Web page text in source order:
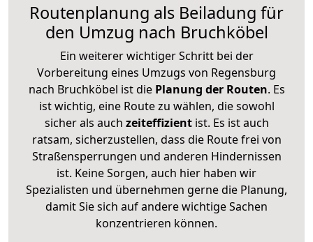
Routenplanung als Beiladung für
den Umzug nach Bruchköbel
Ein weiterer wichtiger Schritt bei der
Vorbereitung eines Umzugs von Regensburg
nach Bruchköbel ist diePlanung der Routen. Es
ist wichtig, eine Route zu wählen, die sowohl
sicher als auch zeiteffizientist. Es ist auch
ratsam, sicherzustellen, dass die Route frei von
Straßensperrungen und anderen Hindernissen
ist. Keine Sorgen, auch hier haben wir
Spezialisten und übernehmen gerne die Planung,
damit Sie sich auf andere wichtige Sachen
konzentrieren können.